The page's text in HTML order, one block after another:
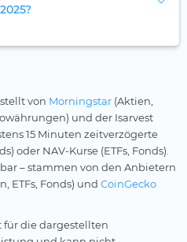
von Morningstar (Aktien,
und der Isarvest
15 Minuten zeitverzögerte
oder NAV-Kurse (ETFs, Fonds).
– stammen von den Anbietern
ETFs, Fonds) und CoinGecko
für die dargestellten